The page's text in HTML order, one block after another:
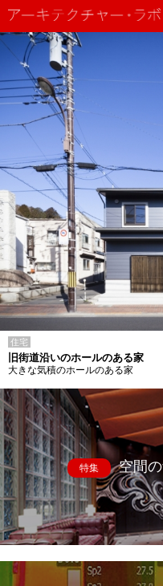
住宅
旧街道沿いのホールのある家
大きな気積のホールのある家
特集 空間